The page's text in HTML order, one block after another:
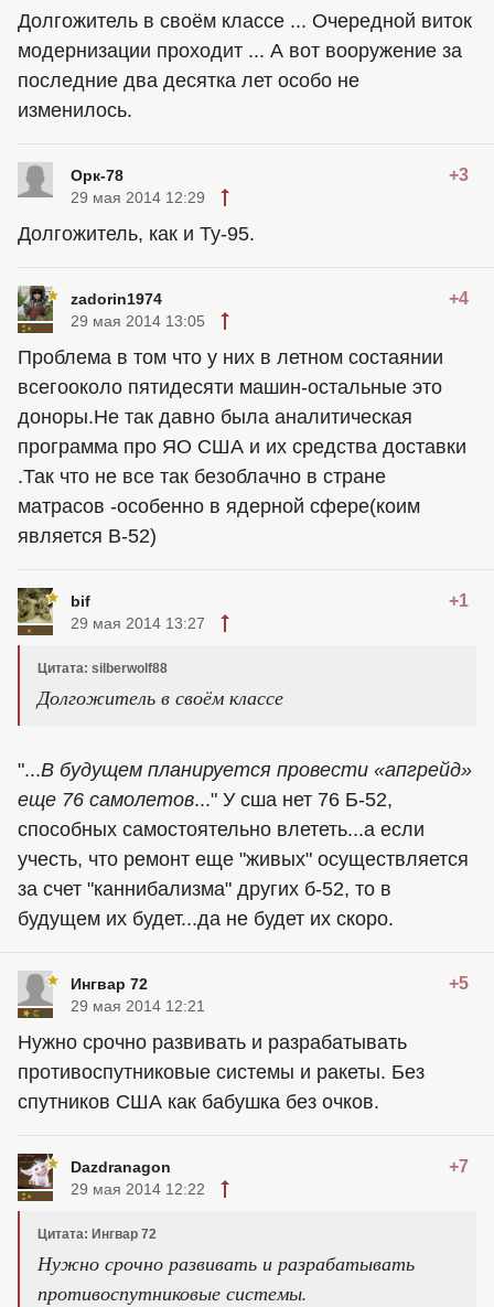
Долгожитель в своём классе ... Очередной виток
модернизации проходит ... А вот вооружение за
последние два десятка лет особо не
изменилось.
Орк-78 +3
29 мая 2014 12:29
Долгожитель, как и Ту-95.
zadorin1974 +4
29 мая 2014 13:05
Проблема в том что у них в летном состаянии
всегооколо пятидесяти машин-остальные это
доноры.Не так давно была аналитическая
программа про ЯО США и их средства доставки
.Так что не все так безоблачно в стране
матрасов -особенно в ядерной сфере(коим
является В-52)
bif +1
29 мая 2014 13:27
Цитата: silberwolf88
Долгожитель в своём классе
"...В будущем планируется провести «апгрейд»
еще 76 самолетов..." У сша нет 76 Б-52,
способных самостоятельно влететь...а если
учесть, что ремонт еще "живых" осуществляется
за счет "каннибализма" других б-52, то в
будущем их будет...да не будет их скоро.
Ингвар 72 +5
29 мая 2014 12:21
Нужно срочно развивать и разрабатывать
противоспутниковые системы и ракеты. Без
спутников США как бабушка без очков.
Dazdranagon +7
29 мая 2014 12:22
Цитата: Ингвар 72
Нужно срочно развивать и разрабатывать
противоспутниковые системы.